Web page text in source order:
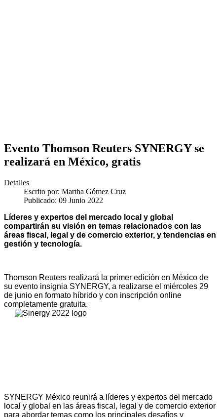
Evento Thomson Reuters SYNERGY se
realizará en México, gratis
Detalles
Escrito por: Martha Gómez Cruz
Publicado: 09 Junio 2022
Líderes y expertos del mercado local y global
compartirán su visión en temas relacionados con las
áreas fiscal, legal y de comercio exterior, y tendencias en
gestión y tecnología.
Thomson Reuters realizará la primer edición en México de
su evento insignia SYNERGY, a realizarse el miércoles 29
de junio en formato híbrido y con inscripción online
completamente gratuita.
SYNERGY México reunirá a líderes y expertos del mercado
local y global en las áreas fiscal, legal y de comercio exterior
para abordar temas como los principales desafíos y